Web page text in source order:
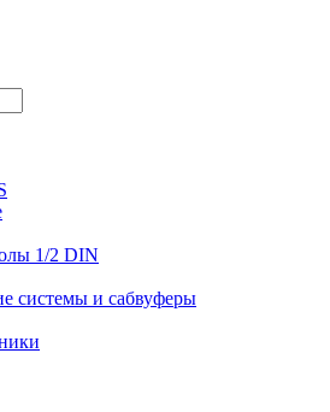
1/2 DIN
системы и сабвуферы